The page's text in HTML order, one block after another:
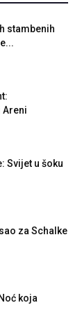
stambenih
Areni
Svijet u šoku
za Schalke
koja